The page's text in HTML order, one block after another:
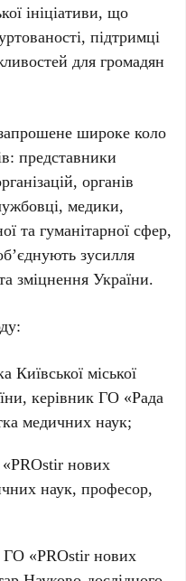
ініціативи, що
підтримці
для громадян
широке коло
представники
органів
медики,
та гуманітарної сфер,
зусилля
зміцнення України.
Київської міської
керівник ГО «Рада
медичних наук;
нових
наук, професор,
ГО «PROstir нових